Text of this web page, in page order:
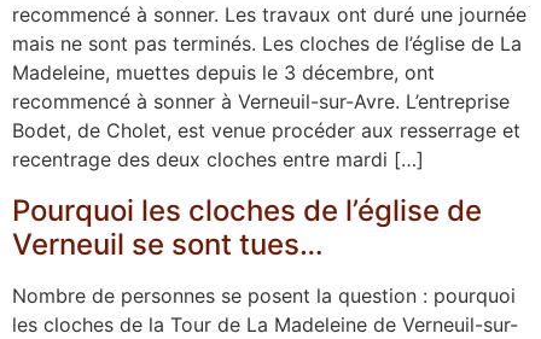
recommencé à sonner. Les travaux ont duré une journée
mais ne sont pas terminés. Les cloches de l’église de La
Madeleine, muettes depuis le 3 décembre, ont
recommencé à sonner à Verneuil-sur-Avre. L’entreprise
Bodet, de Cholet, est venue procéder aux resserrage et
recentrage des deux cloches entre mardi […]
Pourquoi les cloches de l’église de
Verneuil se sont tues…
Nombre de personnes se posent la question : pourquoi
les cloches de la Tour de La Madeleine de Verneuil-sur-